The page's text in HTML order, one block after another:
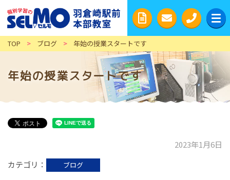
TOP > ブログ > 年始の授業スタートです
年始の授業スタートです
2023年1月6日
カテゴリ
ブログ